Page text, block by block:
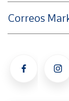
Correos